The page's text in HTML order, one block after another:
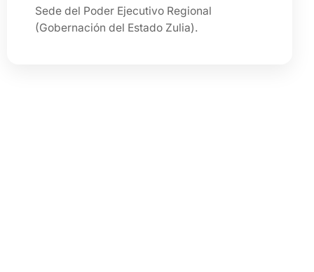
Sede del Poder Ejecutivo Regional
(Gobernación del Estado Zulia).